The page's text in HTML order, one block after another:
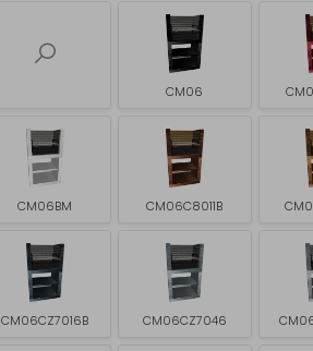
CM06
CM06BM CM06C8011B
CM06CZ7016B CM06CZ7046